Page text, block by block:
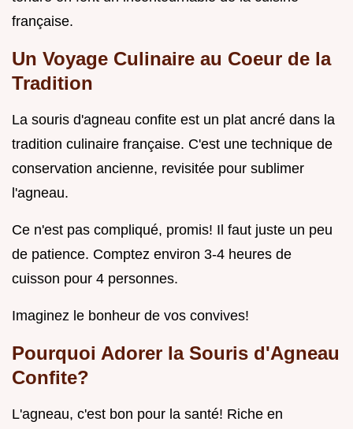
française.
Un Voyage Culinaire au Coeur de la
Tradition
La souris d'agneau confite est un plat ancré dans la
tradition culinaire française. C'est une technique de
conservation ancienne, revisitée pour sublimer
l'agneau.
Ce n'est pas compliqué, promis! Il faut juste un peu
de patience. Comptez environ 3-4 heures de
cuisson pour 4 personnes.
Imaginez le bonheur de vos convives!
Pourquoi Adorer la Souris d'Agneau
Confite?
L'agneau, c'est bon pour la santé! Riche en